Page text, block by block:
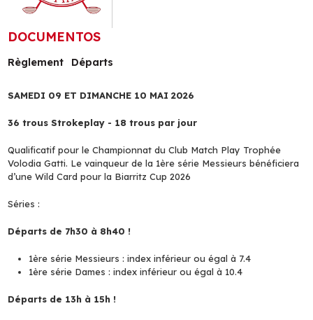
DOCUMENTOS
Règlement Départs
SAMEDI 09 ET DIMANCHE 10 MAI 2026
36 trous Strokeplay - 18 trous par jour
Qualificatif pour le Championnat du Club Match Play Trophée
Volodia Gatti. Le vainqueur de la 1ère série Messieurs bénéficiera
d’une Wild Card pour la Biarritz Cup 2026
Séries :
Départs de 7h30 à 8h40 !
1ère série Messieurs : index inférieur ou égal à 7.4
1ère série Dames : index inférieur ou égal à 10.4
Départs de 13h à 15h !